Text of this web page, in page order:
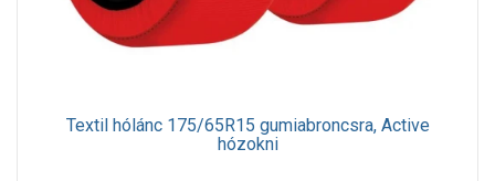
Textil hólánc 175/65R15 gumiabroncsra, Active
hózokni